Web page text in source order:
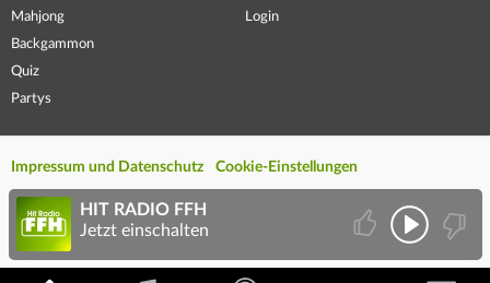
Mahjong
Backgammon
Quiz
Partys
Login
Impressum und Datenschutz Cookie-Einstellungen
HIT RADIO FFH
Jetzt einschalten